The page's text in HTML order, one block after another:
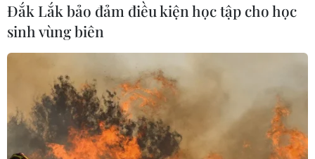
Đắk Lắk bảo đảm điều kiện học tập cho học
sinh vùng biên